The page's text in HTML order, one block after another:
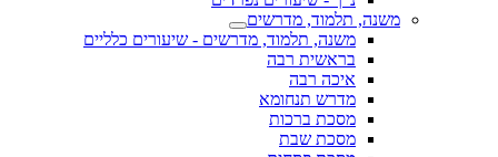
משנה, תלמוד, מדרשים
משנה, תלמוד, מדרשים - שיעורים כלליים
בראשית רבה
איכה רבה
מדרש תנחומא
מסכת ברכות
מסכת שבת